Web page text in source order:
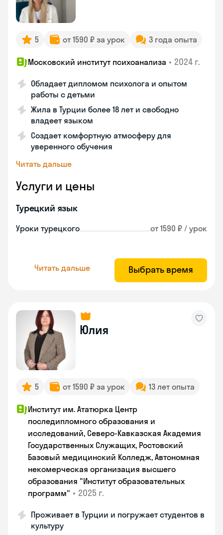
5 от 1590 ₽ за урок 3 года опыта
Московский институт психоанализа • 2024 г.
Обладает дипломом психолога и опытом
работы с детьми
Жила в Турции более 18 лет и свободно
владеет языком
Создает комфортную атмосферу для
уверенного обучения
Читать дальше
Услуги и цены
Турецкий язык
Уроки турецкого от 1590 ₽ / урок
Читать дальше Выбрать время
Юлия
5 от 1590 ₽ за урок 13 лет опыта
Институт им. Ататюрка Центр
последипломного образования и
исследований, Северо-Кавказская Академия
Государственных Служащих, Ростовский
Базовый медицинский Колледж, Автономная
некомерческая организация высшего
образования "Институт образовательных
программ" • 2025 г.
Проживает в Турции и погружает студентов в
культуру